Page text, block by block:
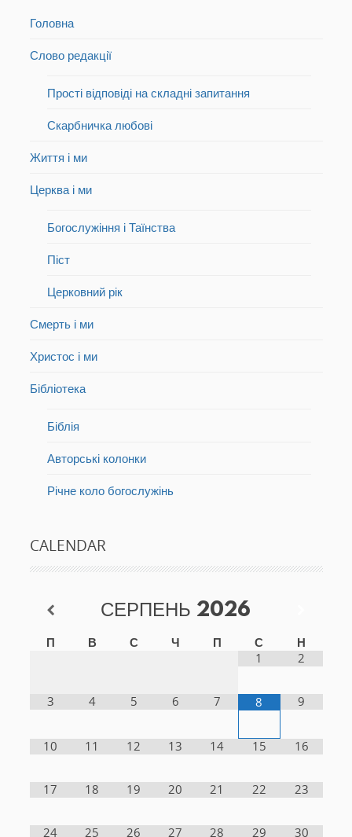
Головна
Слово редакції
Прості відповіді на складні запитання
Скарбничка любові
Життя і ми
Церква і ми
Богослужіння і Таїнства
Піст
Церковний рік
Смерть і ми
Христос і ми
Бібліотека
Біблія
Авторські колонки
Річне коло богослужінь
CALENDAR
СЕРПЕНЬ 2026
П В С Ч П С
Н
1
2
3 4 5 6 7 8 9
10 11 12 13 14 15 16
17 18 19 20 21 22 23
24 25 26 27 28 29 30